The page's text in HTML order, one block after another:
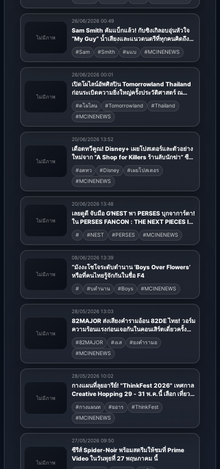
ไม่มีภาพ
26/06/2026 00:49
Sam Smith คัมแบ็กแล้ว! กับซิงเกิลอบอุ่นหัวใจ
“My Guy” น้ำเสียงและแนวดนตรีที่ทุกคนคิดถึง
พร้อมประกาศอัลบั้มใหม่ Hazel Eyes ฟังเต็ม
อัลบั้มพร้อมกันทั่วโลก 21 สิงหาคม นี้
#Sam #Smith #มแบ #MCINENEWS
ไม่มีภาพ
26/06/2026 00:01
เปิดโผไลน์อัพศิลปิน Tomorrowland Thailand
ก่อนระเบิดความยิ่งใหญ่ครั้งประวัติศาสตร์ ณ
Wisdom Valley
#ดโผไลน #Tomorrowland
#Thailand
#MCINENEWS
ไม่มีภาพ
20/06/2026 13:52
เดือดทวีคูณ! Disney+ เผยโปสเตอร์และตัวอย่าง
ใหม่จาก “A Shop for Killers ร้านลับนักฆ่า” ซี
ซัน 2 เตรียมสตรีมการไล่ล่าสุดระห่ำพร้อมกัน
กรกฎาคมนี้
#อดทว #Disney
#เผยโปสเตอร
#MCINENEWS
ไม่มีภาพ
20/06/2026 13:48
เลยดูดี จับมือ G'NEST พา PERSES บุกจาการ์ตา!
ใน PERSES FANCON : THE NEXT PIECES IN
JAKARTA จัดโชว์พิเศษสุดเซอร์ไพรส์สร้าง
โมเมนต์สุดไวรัล ทะลุล้านวิว ไม่ถึง 24 ชม.
# #NEST #PERSES #MCINENEWS
ไม่มีภาพ
08/06/2026 13:39
“มังงะโชโจระดับตำนาน ‘Boys Over Flowers’
หรือที่คนไทยรู้จักกันในชื่อ F4
# #บตำนาน #Boys #MCINENEWS
ไม่มีภาพ
28/05/2026 13:03
82MAJOR ส่งเสียงคำรามอ้อน 82DE ไทย! วอร์ม
ความร้อนแรงก่อนเจอกันในคอนเสิร์ตเดี่ยวครั้ง
แรก 4 ก.ค. นี้ – การันตีครั้งนี้ทำถึงแน่นอน!
#82MAJOR #งเส
#ยงคำรามอ
#MCINENEWS
ไม่มีภาพ
28/05/2026 10:02
กางแผนที่ลุยอารีย์! "ThinkFest 2026" เทศกาล
Creative Hopping 29 - 31 พ.ค.นี้ เลือก เที่ยว
เล่น คุย คิด ได้ตามใจคุณ
#กางแผนท #ยอาร
#ThinkFest
#MCINENEWS
ไม่มีภาพ
27/05/2026 09:50
ซีรีส์ Spider-Noir พร้อมสตรีมให้ชมที่ Prime
Video ในวันพุธที่ 27 พฤษภาคม นี้